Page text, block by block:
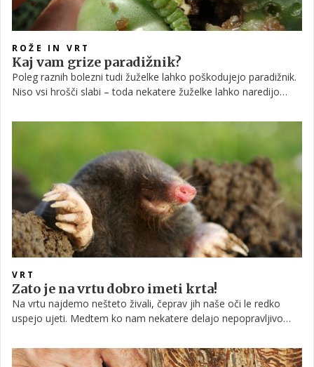
ROŽE IN VRT
Kaj vam grize paradižnik?
Poleg raznih bolezni tudi žuželke lahko poškodujejo paradižnik.
Niso vsi hrošči slabi – toda nekatere žuželke lahko naredijo
VRT
Zato je na vrtu dobro imeti krta!
Na vrtu najdemo nešteto živali, čeprav jih naše oči le redko
uspejo ujeti. Medtem ko nam nekatere delajo nepopravljivo
živali prinašajo velike koristi.